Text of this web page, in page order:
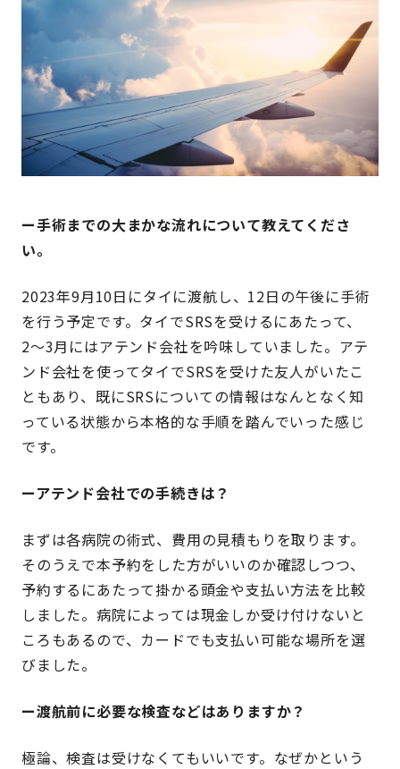
ー手術までの大まかな流れについて教えてくださ
い。
2023年9月10日にタイに渡航し、12日の午後に手術
を行う予定です。タイでSRSを受けるにあたって、
2〜3月にはアテンド会社を吟味していました。アテ
ンド会社を使ってタイでSRSを受けた友人がいたこ
ともあり、既にSRSについての情報はなんとなく知
っている状態から本格的な手順を踏んでいった感じ
です。
ーアテンド会社での手続きは？
まずは各病院の術式、費用の見積もりを取ります。
そのうえで本予約をした方がいいのか確認しつつ、
予約するにあたって掛かる頭金や支払い方法を比較
しました。病院によっては現金しか受け付けないと
ころもあるので、カードでも支払い可能な場所を選
びました。
ー渡航前に必要な検査などはありますか？
極論、検査は受けなくてもいいです。なぜかという